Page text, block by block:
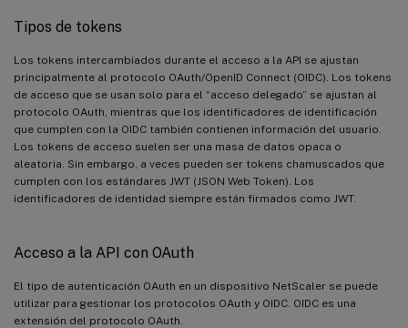
Tipos de tokens
Los tokens intercambiados durante el acceso a la API se ajustan
principalmente al protocolo OAuth/OpenID Connect (OIDC). Los tokens
de acceso que se usan solo para el “acceso delegado” se ajustan al
protocolo OAuth, mientras que los identificadores de identificación
que cumplen con la OIDC también contienen información del usuario.
Los tokens de acceso suelen ser una masa de datos opaca o
aleatoria. Sin embargo, a veces pueden ser tokens chamuscados que
cumplen con los estándares JWT (JSON Web Token). Los
identificadores de identidad siempre están firmados como JWT.
Acceso a la API con OAuth
El tipo de autenticación OAuth en un dispositivo NetScaler se puede
utilizar para gestionar los protocolos OAuth y OIDC. OIDC es una
extensión del protocolo OAuth.